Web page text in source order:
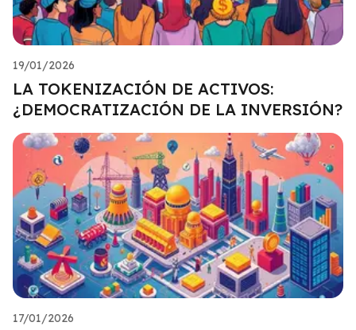
19/01/2026
LA TOKENIZACIÓN DE ACTIVOS:
¿DEMOCRATIZACIÓN DE LA INVERSIÓN?
17/01/2026